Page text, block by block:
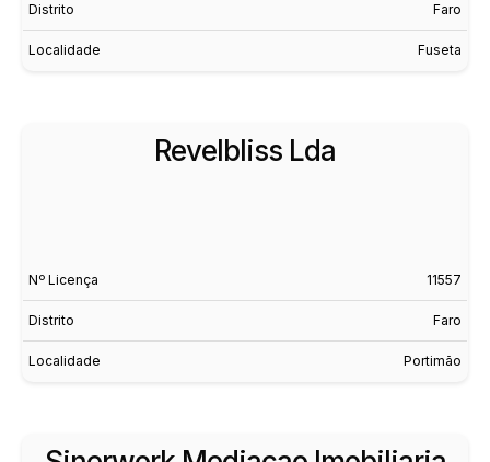
Distrito Faro
Localidade Fuseta
Revelbliss Lda
Nº Licença 11557
Distrito Faro
Localidade Portimão